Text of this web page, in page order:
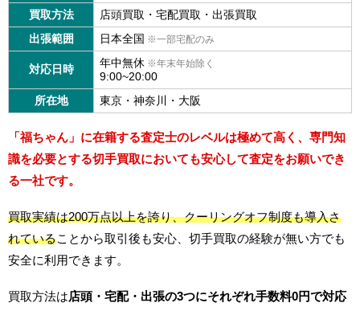
買取方法 店頭買取・宅配買取・出張買取
出張範囲 日本全国 ※一部宅配のみ
対応日時
年中無休 ※年末年始除く
9:00~20:00
所在地 東京・神奈川・大阪
「福ちゃん」に在籍する査定士のレベルは極めて高く、専門知
識を必要とする切手買取においても安心して査定をお願いでき
る一社です。
買取実績は200万点以上を誇り、クーリングオフ制度も導入さ
れていることから取引後も安心、切手買取の経験が無い方でも
安全に利用できます。
買取方法は 店頭・宅配・出張の3つにそれぞれ手数料0円で対応